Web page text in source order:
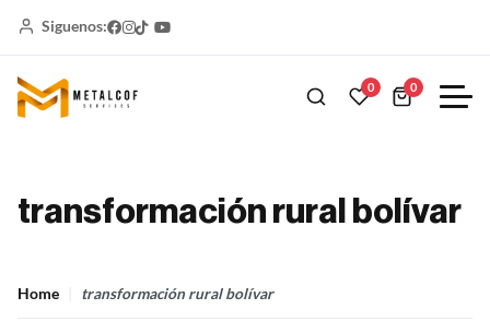
Siguenos:
0 0
transformación rural bolívar
Home transformación rural bolívar